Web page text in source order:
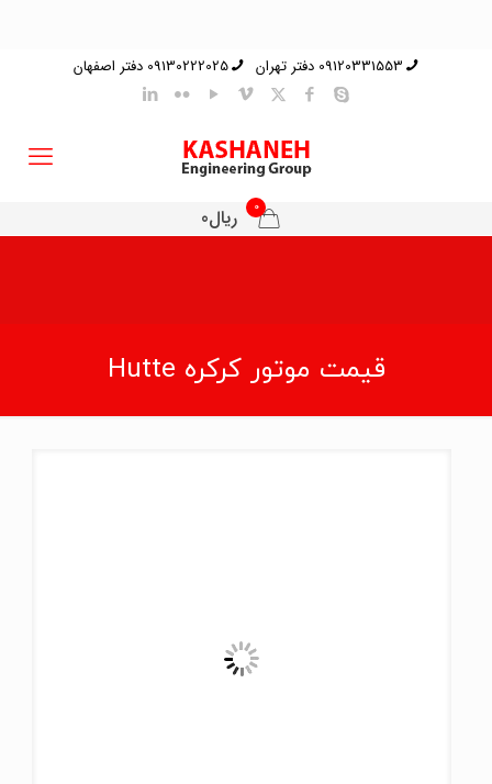
09120331553 دفتر تهران 09130222025 دفتر اصفهان
0 ریال0
قیمت موتور کرکره Hutte